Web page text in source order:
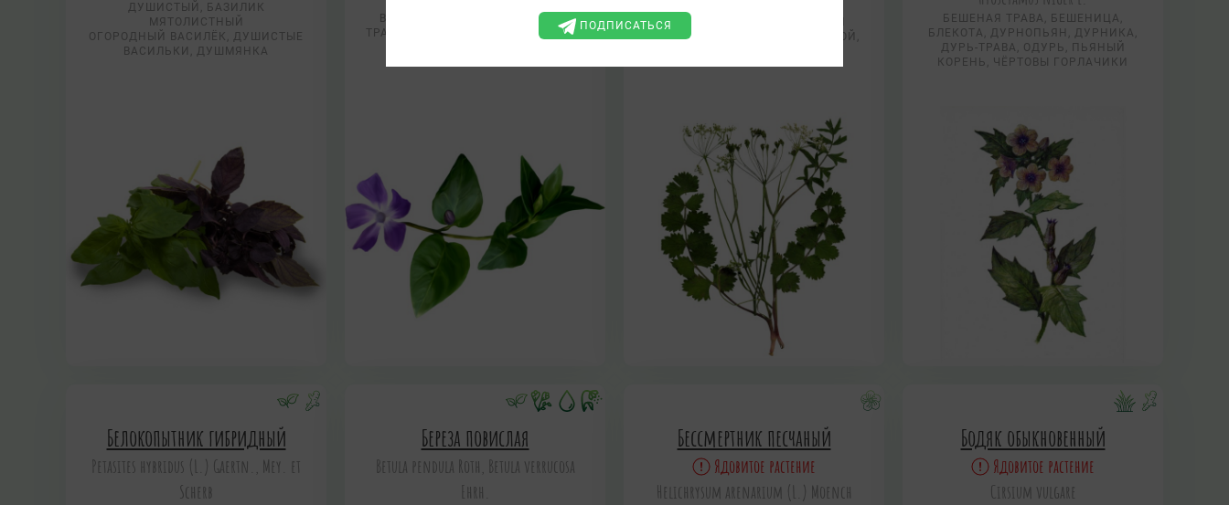
ДУШИСТЫЙ, БАЗИЛИК
МЯТОЛИСТНЫЙ
ОГОРОДНЫЙ ВАСИЛЁК, ДУШИСТЫЕ
ВАСИЛЬКИ, ДУШМЯНКА
ВАРВИНОК, ЗЕЛЕНКА, ГРОБНАЯ
ТРАВА, МОГИЛЬНИЦА, МОГИЛЬНИК,
КАМНЕЛОМ, КОЗЕЛЕЦ, ДИКИЙ
КОЗЛОВНИК, КУДРЯВЕЦ ПОЛЕВОЙ,
БЕШЕНАЯ ТРАВА, БЕШЕНИЦА,
БЛЕКОТА, ДУРНОПЬЯН, ДУРНИКА,
ДУРЬ-ТРАВА, ОДУРЬ, ПЬЯНЫЙ
КОРЕНЬ, ЧЁРТОВЫ ГОРЛАЧИКИ
Белокопытник гибридный
Petasites hybridus (L.) Gaertn., Mey. et
Scherb
Береза повислая
Betula pendula Roth, Betula verrucosa
Ehrh.
Бессмертник песчаный
Ядовитое растение
Helichrysum arenarium (L.) Moench
Бодяк обыкновенный
Ядовитое растение
Cirsium vulgare
ПОДПИСАТЬСЯ